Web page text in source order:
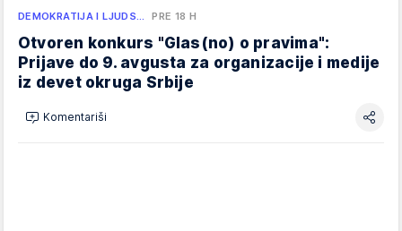
DEMOKRATIJA I LJUDS… PRE 18 H
Otvoren konkurs "Glas(no) o pravima":
Prijave do 9. avgusta za organizacije i medije
iz devet okruga Srbije
Komentariši